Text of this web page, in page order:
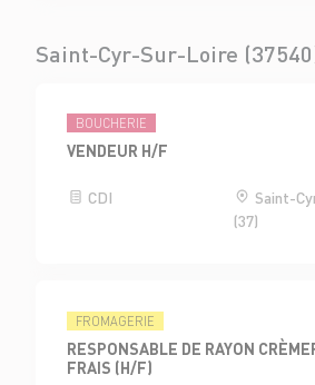
Saint-Cyr-Sur-Loire
BOUCHERIE
VENDEUR H/F
CDI
Saint-
(37)
FROMAGERIE
RESPONSABLE DE RAYON
FRAIS (H/F)